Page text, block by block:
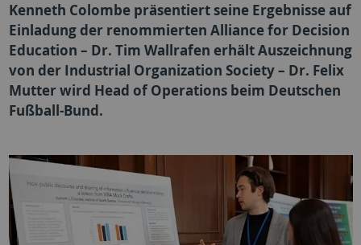
Kenneth Colombe präsentiert seine Ergebnisse auf
Einladung der renommierten Alliance for Decision
Education – Dr. Tim Wallrafen erhält Auszeichnung
von der Industrial Organization Society – Dr. Felix
Mutter wird Head of Operations beim Deutschen
Fußball-Bund.